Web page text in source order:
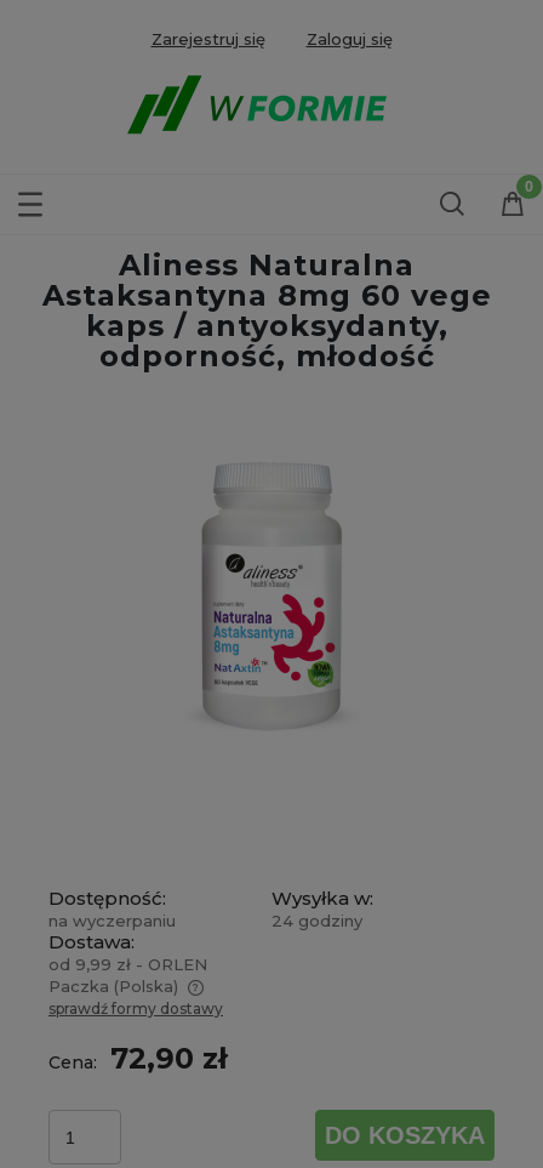
Zarejestruj się Zaloguj się
Aliness Naturalna
Astaksantyna 8mg 60 vege
kaps / antyoksydanty,
odporność, młodość
Dostępność:
na wyczerpaniu
Wysyłka w:
24 godziny
Dostawa:
od 9,99 zł - ORLEN
Paczka (Polska)
Cena nie zawiera ewentualnych kosztów
sprawdź formy dostawy
Cena: 72,90 zł
DO KOSZYKA